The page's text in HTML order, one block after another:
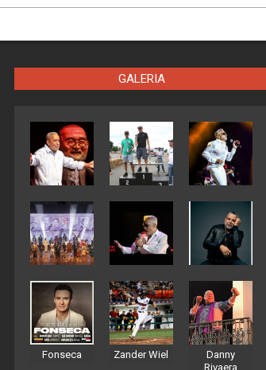
GALERIA
Fonseca Zander Wiel
Danny
Rivaera